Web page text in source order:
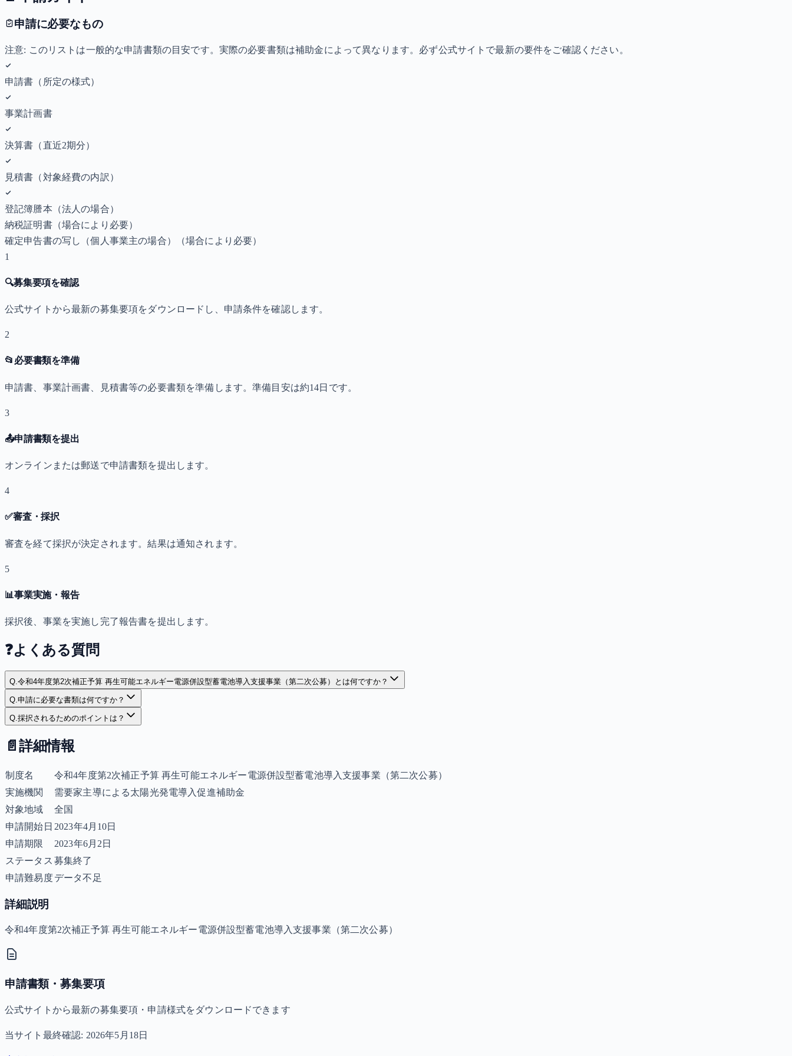
申請に必要なもの
注意: このリストは一般的な申請書類の目安です。実際の必要書類は補助金によって異なります。必ず公式サイトで最新の要件をご確認ください。
申請書（所定の様式）
事業計画書
決算書（直近2期分）
見積書（対象経費の内訳）
登記簿謄本（法人の場合）
納税証明書（場合により必要）
確定申告書の写し（個人事業主の場合）
（場合により必要）
1
🔍募集要項を確認
公式サイトから最新の募集要項をダウンロードし、申請条件を確認します。
2
📂 必要書類を準備
申請書、事業計画書、見積書等の必要書類を準備します。準備目安は約14日です。
3
📤申請書類を提出
オンラインまたは郵送で申請書類を提出します。
4
✅審査・採択
審査を経て採択が決定されます。結果は通知されます。
5
📊事業実施・報告
採択後、事業を実施し完了報告書を提出します。
❓よくある質問
Q.令和4年度第2次補正予算 再生可能エネルギー電源併設型蓄電池導入支援事業（第二次公募）とは何ですか？
Q.申請に必要な書類は何ですか？
Q.採択されるためのポイントは？
📄 詳細情報
制度名
令和4年度第2次補正予算 再生可能エネルギー電源併設型蓄電池導入支援事業（第二次公募）
実施機関
需要家主導による太陽光発電導入促進補助金
対象地域
全国
申請開始日 2023年4月10日
申請期限
2023年6月2日
ステータス 募集終了
申請難易度データ不足
詳細説明
令和4年度第2次補正予算 再生可能エネルギー電源併設型蓄電池導入支援事業（第二次公募）
申請書類・募集要項
公式サイトから最新の募集要項・申請様式をダウンロードできます
当サイト最終確認: 2026年5月18日